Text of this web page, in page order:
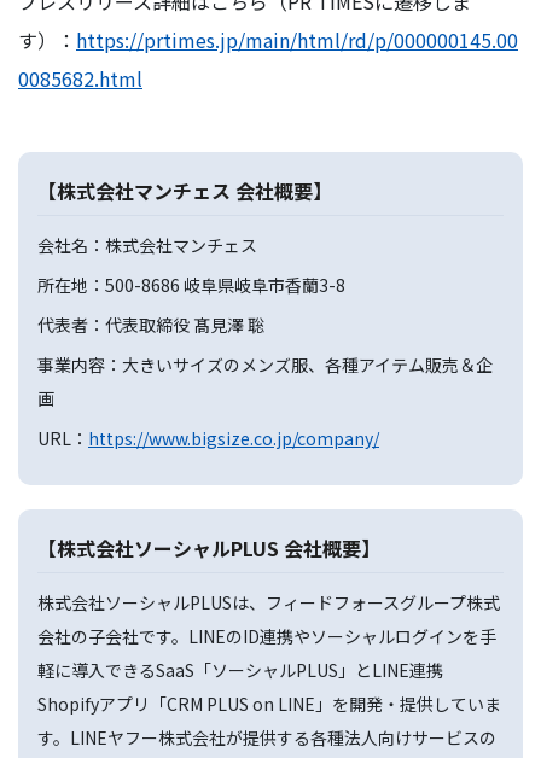
す）： https://prtimes.jp/main/html/rd/p/000000145.00
0085682.html
【株式会社マンチェス 会社概要】
会社名：株式会社マンチェス
所在地：500-8686 岐阜県岐阜市香蘭3-8
代表者：代表取締役 髙見澤 聡
事業内容：大きいサイズのメンズ服、各種アイテム販売＆企
画
URL： https://www.bigsize.co.jp/company/
【株式会社ソーシャルPLUS 会社概要】
株式会社ソーシャルPLUSは、フィードフォースグループ株式
会社の子会社です。LINEのID連携やソーシャルログインを手
軽に導入できるSaaS「ソーシャルPLUS」とLINE連携
Shopifyアプリ「CRM PLUS on LINE」を開発・提供していま
す。LINEヤフー株式会社が提供する各種法人向けサービスの